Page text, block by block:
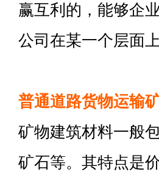
赢互利的，能够企
公司在某一个层面
普通道路货物运输
矿物建筑材料一般
矿石等。其特点是